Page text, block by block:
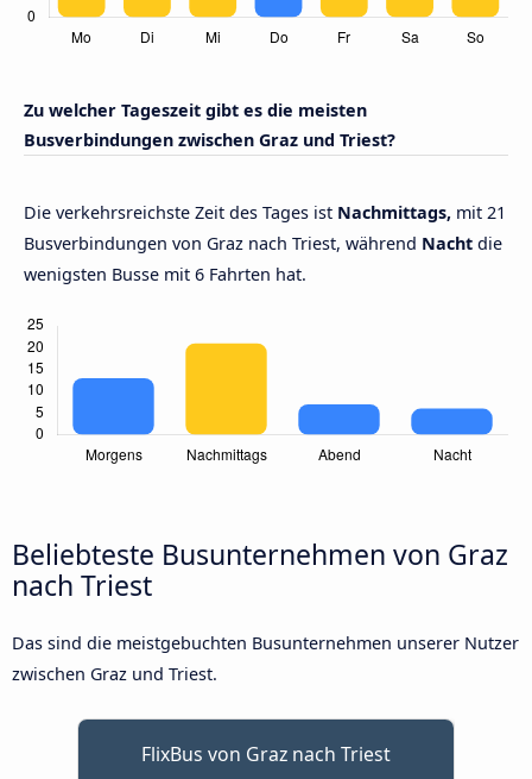
Zu welcher Tageszeit gibt es die meisten
Busverbindungen zwischen Graz und Triest?
Die verkehrsreichste Zeit des Tages ist Nachmittags, mit 21
Busverbindungen von Graz nach Triest, während Nacht die
wenigsten Busse mit 6 Fahrten hat.
Beliebteste Busunternehmen von Graz
nach Triest
Das sind die meistgebuchten Busunternehmen unserer Nutzer
zwischen Graz und Triest.
FlixBus von Graz nach Triest